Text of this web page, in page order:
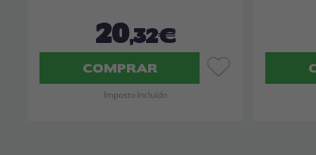
20,32€
COMPRAR
Imposto Incluído